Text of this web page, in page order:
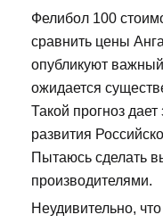
Фелибол 100
сравнить цены
опубликуют важный
ожидается
Такой прогноз
развития
Пытаюсь сделать
производителями.
Неудивительно,